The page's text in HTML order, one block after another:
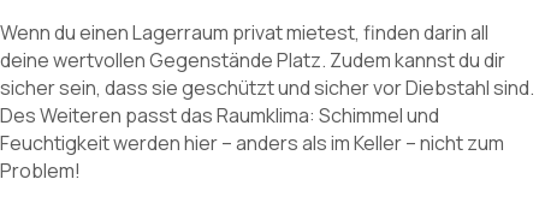
Wenn du einen Lagerraum privat mietest, finden darin all
deine wertvollen Gegenstände Platz. Zudem kannst du dir
sicher sein, dass sie geschützt und sicher vor Diebstahl sind.
Des Weiteren passt das Raumklima: Schimmel und
Feuchtigkeit werden hier – anders als im Keller – nicht zum
Problem!